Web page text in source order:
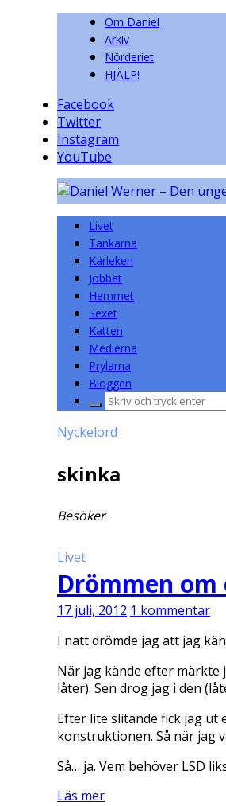
Om Daniel
Arkiv
Nörderiet
HJÄLP!
Facebook
Twitter
Instagram
YouTube
Livet
Tankarna
Kärleken
Jobbet
Hemmet
Sexet
Katten
Medierna
Prylarna
Bloggen
Sök
Nyckelord
skinka
Besöker
Livet
Drömmen
17 juli, 2012 1 kommentar
I natt drömde jag att jag
När jag kände efter märkte
låter). Sen drog jag i den
Efter lite slitande fick jag ut
konstruktionen. Så när jag
Så… ja. Vem behöver LSD
Läs mer